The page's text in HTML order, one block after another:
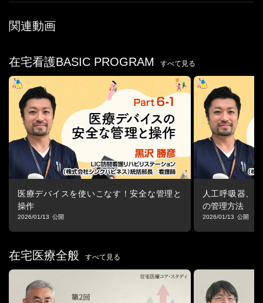
訪問看護部長代理・災害対策支援室 室長を兼任。
2001年、看護師免許を取得し、愛知県の急性期病院「総合大雄会
2018年に福井大学大学院医学系研究科を修了し、同年12月に災害
看護専門看護師の資格を取得。災害支援活動に携わる。
2021年、訪問看護へ転身し、「みんなのかかりつけ訪問看護ステ
ーション瑞穂」に入職。
2022年に所長に就任。
2023年から訪問看護部長代理および災害対策支援室 室長を兼務
し、福島県須賀川市の訪問看護ステーションの所長も務めた。
2025年、福島県郡山市に新設された「みんなのかかりつけ訪問看
護ステーション郡山」の所長に就任。急性期病院での豊富な経験
と災害看護の専門知識を活かし、在宅医療の最前線で活動を続け
る。
■シリーズ
看護師のための在宅看護BASIC PROGRAM
病棟以上に広く疾患を学び、幸せに生きる事を支えるケアの実践
今看護師として必要なことを学ぶためのプログラム
関連動画
在宅看護BASIC PROGRAM すべて見る
医療デバイスを使いこなす！安全な管理と
操作
2026/01/13
人工呼吸器、
の管理方法
2026/01/13
在宅医療全般 すべて見る